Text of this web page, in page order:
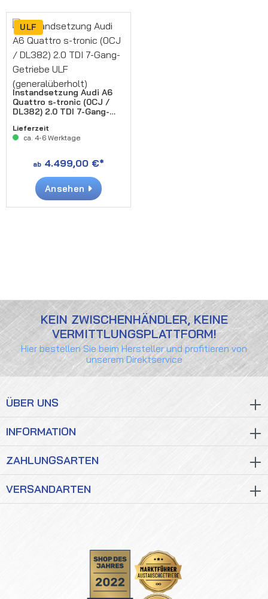
ULF
Instandsetzung Audi A6
Quattro s-tronic (0CJ /
DL382) 2.0 TDI 7-Gang-
(generalüberholt)
Lieferzeit
ca. 4-6 Werktage
ab 4.499,00 €*
Ansehen
KEIN ZWISCHENHÄNDLER, KEINE
VERMITTLUNGSPLATTFORM!
Hier bestellen Sie beim Hersteller und profitieren von
unserem Direktservice
ÜBER UNS
INFORMATION
ZAHLUNGSARTEN
VERSANDARTEN